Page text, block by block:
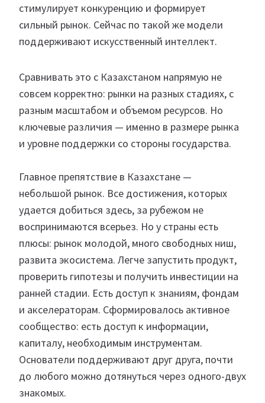
стимулирует конкуренцию и формирует
сильный рынок. Сейчас по такой же модели
поддерживают искусственный интеллект.
Сравнивать это с Казахстаном напрямую не
совсем корректно: рынки на разных стадиях, с
разным масштабом и объемом ресурсов. Но
ключевые различия — именно в размере рынка
и уровне поддержки со стороны государства.
Главное препятствие в Казахстане —
небольшой рынок. Все достижения, которых
удается добиться здесь, за рубежом не
воспринимаются всерьез. Но у страны есть
плюсы: рынок молодой, много свободных ниш,
развита экосистема. Легче запустить продукт,
проверить гипотезы и получить инвестиции на
ранней стадии. Есть доступ к знаниям, фондам
и акселераторам. Сформировалось активное
сообщество: есть доступ к информации,
капиталу, необходимым инструментам.
Основатели поддерживают друг друга, почти
до любого можно дотянуться через одного-двух
знакомых.